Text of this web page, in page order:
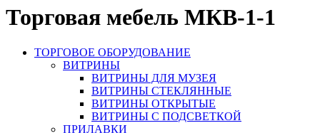
Торговая мебель МКВ-1-1
ТОРГОВОЕ ОБОРУДОВАНИЕ
ВИТРИНЫ
ВИТРИНЫ ДЛЯ МУЗЕЯ
ВИТРИНЫ СТЕКЛЯННЫЕ
ВИТРИНЫ ОТКРЫТЫЕ
ВИТРИНЫ С ПОДСВЕТКОЙ
ПРИЛАВКИ